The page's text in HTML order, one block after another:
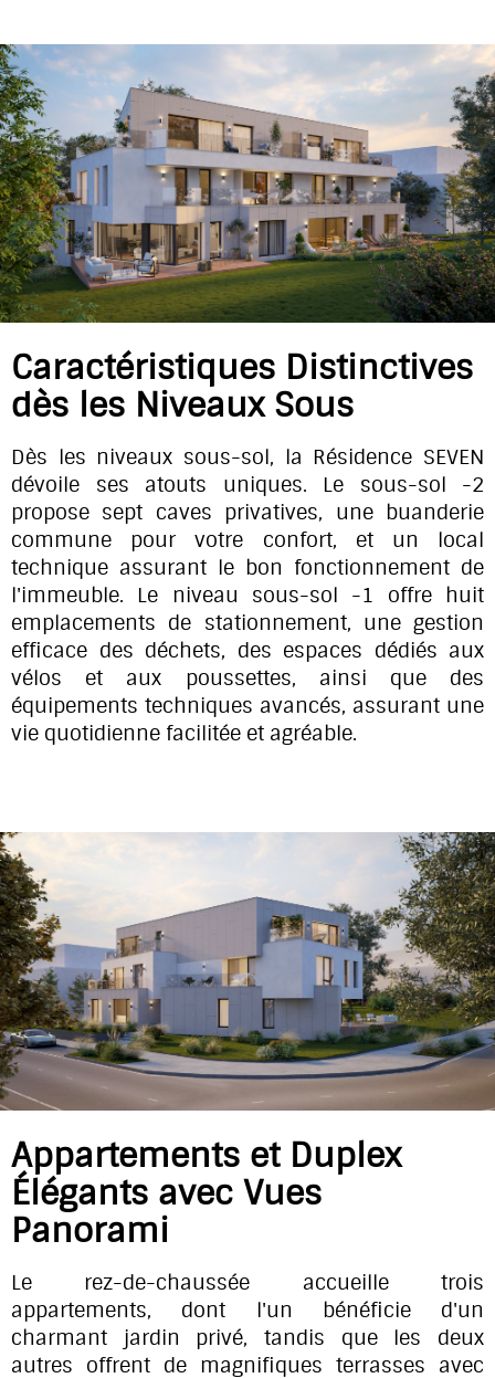
Caractéristiques Distinctives
dès les Niveaux Sous
Dès les niveaux sous-sol, la Résidence SEVEN
dévoile ses atouts uniques. Le sous-sol -2
propose sept caves privatives, une buanderie
commune pour votre confort, et un local
technique assurant le bon fonctionnement de
l'immeuble. Le niveau sous-sol -1 offre huit
emplacements de stationnement, une gestion
efficace des déchets, des espaces dédiés aux
vélos et aux poussettes, ainsi que des
équipements techniques avancés, assurant une
vie quotidienne facilitée et agréable.
Appartements et Duplex
Élégants avec Vues
Panorami
Le rez-de-chaussée accueille trois
appartements, dont l'un bénéficie d'un
charmant jardin privé, tandis que les deux
autres offrent de magnifiques terrasses avec